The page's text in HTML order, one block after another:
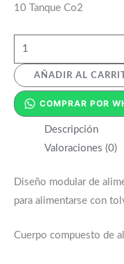
10 Tanque Co2
AÑADIR AL
COMPRAR POR
Descripción
Valoraciones (0)
Diseño modular de
para alimentarse con
Cuerpo compuesto de